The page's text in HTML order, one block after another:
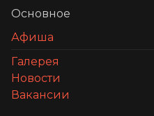
Основное
Афиша
Галерея
Новости
Вакансии